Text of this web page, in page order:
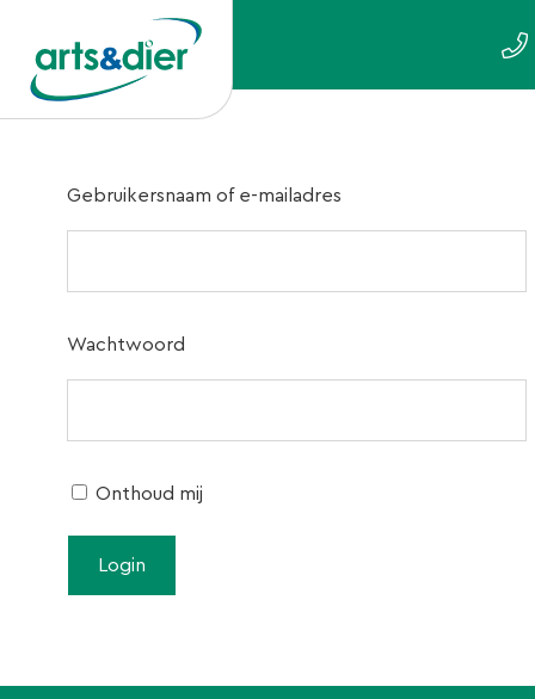
Gebruikersnaam of e-mailadres
Wachtwoord
Onthoud mij